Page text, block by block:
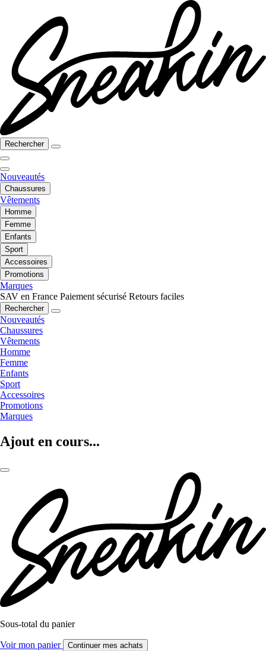
Rechercher
Nouveautés
Chaussures
Vêtements
Homme
Femme
Enfants
Sport
Accessoires
Promotions
Marques
SAV en France Paiement sécurisé Retours faciles
Rechercher
Nouveautés
Chaussures
Vêtements
Homme
Femme
Enfants
Sport
Accessoires
Promotions
Marques
Ajout en cours...
Sous-total du panier
Voir mon panier Continuer mes achats